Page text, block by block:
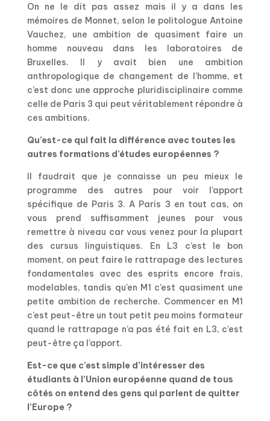
On ne le dit pas assez mais il y a dans les
mémoires de Monnet, selon le politologue Antoine
Vauchez, une ambition de quasiment faire un
homme nouveau dans les laboratoires de
Bruxelles. Il y avait bien une ambition
anthropologique de changement de l’homme, et
c’est donc une approche pluridisciplinaire comme
celle de Paris 3 qui peut véritablement répondre à
ces ambitions.
Qu’est-ce qui fait la différence avec toutes les
autres formations d’études européennes ?
Il faudrait que je connaisse un peu mieux le
programme des autres pour voir l’apport
spécifique de Paris 3. A Paris 3 en tout cas, on
vous prend suffisamment jeunes pour vous
remettre à niveau car vous venez pour la plupart
des cursus linguistiques. En L3 c’est le bon
moment, on peut faire le rattrapage des lectures
fondamentales avec des esprits encore frais,
modelables, tandis qu’en M1 c’est quasiment une
petite ambition de recherche. Commencer en M1
c’est peut-être un tout petit peu moins formateur
quand le rattrapage n’a pas été fait en L3, c’est
peut-être ça l’apport.
Est-ce que c’est simple d’intéresser des
étudiants à l’Union européenne quand de tous
côtés on entend des gens qui parlent de quitter
l’Europe ?